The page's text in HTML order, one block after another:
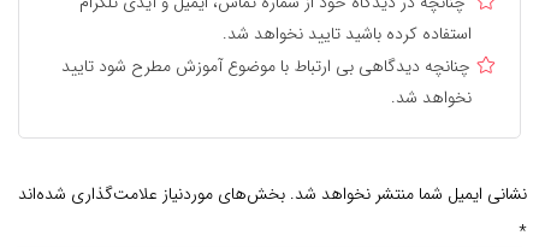
استفاده کرده باشید تایید نخواهد شد.
چنانچه دیدگاهی بی ارتباط با موضوع آموزش مطرح شود تایید
نخواهد شد.
نشانی ایمیل شما منتشر نخواهد شد. بخش‌های موردنیاز علامت‌گذاری شده‌اند
*